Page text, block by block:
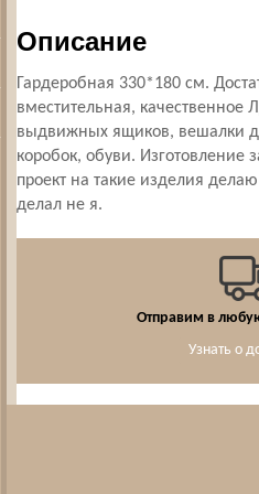
Описание
Гардеробная 330*180 см.
вместительная, качественное
выдвижных ящиков, вешалки
коробок, обуви. Изготовление
проект на такие изделия
делал не я.
Отправим в
Узнать о